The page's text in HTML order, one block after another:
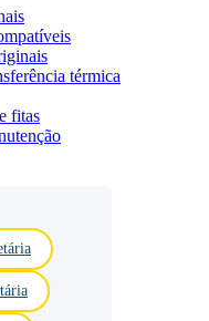
térmica
fitas